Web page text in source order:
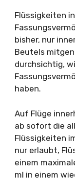
Flüssigkeiten
bisher, nur
Beutels
durchsichtig,
haben.
Auf Flüge
ab sofort die
Flüssigkeiten
nur erlaubt,
einem
ml in einem